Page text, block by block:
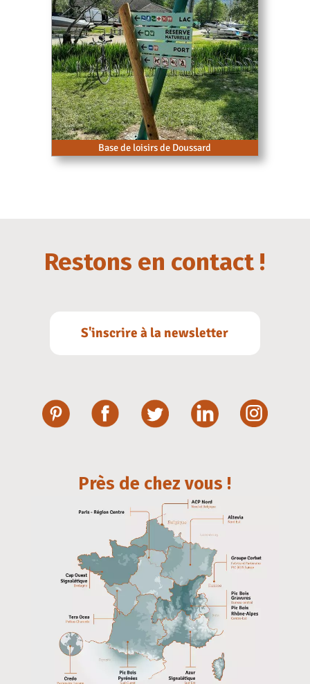
Base de loisirs de Doussard
Restons en contact !
S'inscrire à la newsletter
Près de chez vous !